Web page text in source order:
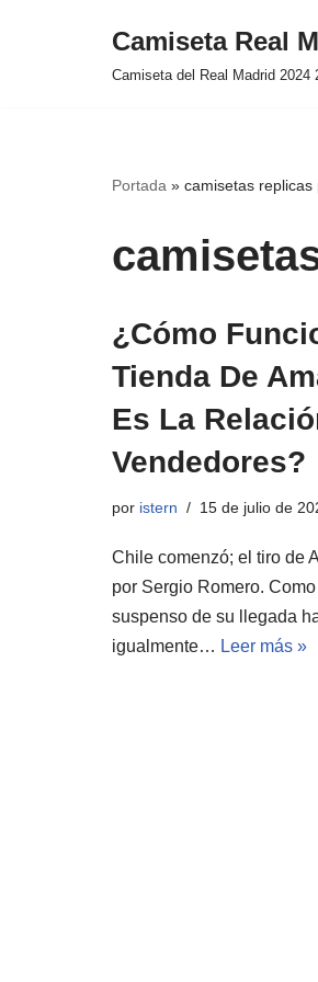
Camiseta Real
Camiseta del Real Madrid
Portada » camisetas replicas
¿Cómo
Tienda De
Es La
Vendedores?
por istern 15 de julio de
Chile comenzó; el tiro de
por Sergio Romero.
suspenso de su llegada
igualmente… Leer más »